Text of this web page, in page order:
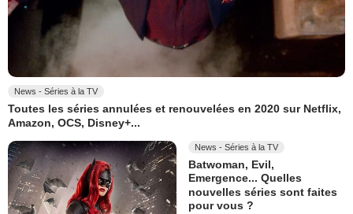
News - Séries à la TV
Toutes les séries annulées et renouvelées en 2020 sur Netflix,
Amazon, OCS, Disney+...
News - Séries à la TV
Batwoman, Evil,
Emergence... Quelles
nouvelles séries sont faites
pour vous ?